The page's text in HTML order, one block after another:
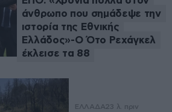
άνθρωπο που σημάδεψε την
ιστορία της Εθνικής
Ελλάδος»-Ο Ότο Ρεχάγκελ
έκλεισε τα 88
ΕΛΛΑΔΑ23 λ. πριν